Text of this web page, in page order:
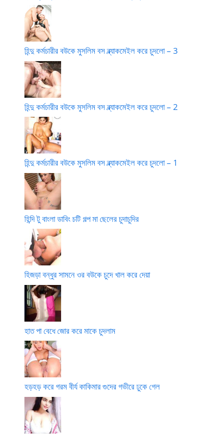
হিন্দু কর্মচারীর বউকে মুসলিম বস ব্ল্যাকমেইল করে চুদলো – 3
হিন্দু কর্মচারীর বউকে মুসলিম বস ব্ল্যাকমেইল করে চুদলো – 2
হিন্দু কর্মচারীর বউকে মুসলিম বস ব্ল্যাকমেইল করে চুদলো – 1
হিন্দি টু বাংলা ডাবিং চটি গল্প মা ছেলের চুদাচুদির
হিজড়া বন্ধুর সামনে ওর বউকে চুদে খাল করে দেয়া
হাত পা বেধে জোর করে মাকে চুদলাম
হড়হড় করে গরম বীর্য কাকিমার গুদের গভীরে ঢুকে গেল